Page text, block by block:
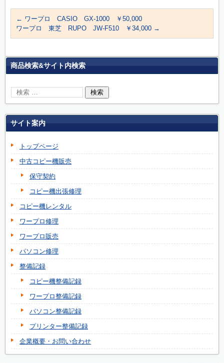
← ワープロ CASIO GX-1000 ￥50,000
ワープロ 東芝 RUPO JW-F510 ￥34,000 →
商品検索&サイト内検索
サイト案内
トップページ
中古コピー機販売
保守契約
コピー機出張修理
コピー機レンタル
ワープロ修理
ワープロ販売
パソコン修理
整備記録
コピー機整備記録
ワープロ整備記録
パソコン整備記録
プリンター整備記録
企業概要・お問い合わせ